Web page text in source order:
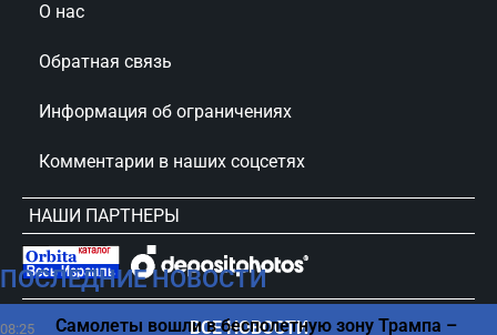
ПОСЛЕДНИЕ НОВОСТИ
08:25 Самолеты вошли в бесполетную зону Трампа –
ВСЕ НОВОСТИ
О нас
Обратная связь
Информация об ограничениях
Комментарии в наших соцсетях
НАШИ ПАРТНЕРЫ
сursorinfo.co.il © Все права защищены